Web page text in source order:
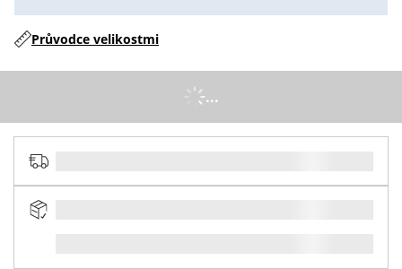
Průvodce velikostmi
...